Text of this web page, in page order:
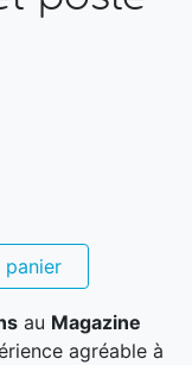
au Magazine
agréable à